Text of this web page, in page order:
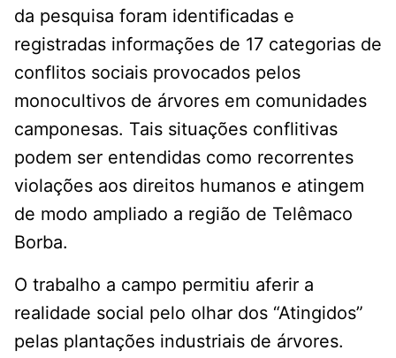
da pesquisa foram identificadas e
registradas informações de 17 categorias de
conflitos sociais provocados pelos
monocultivos de árvores em comunidades
camponesas. Tais situações conflitivas
podem ser entendidas como recorrentes
violações aos direitos humanos e atingem
de modo ampliado a região de Telêmaco
Borba.
O trabalho a campo permitiu aferir a
realidade social pelo olhar dos “Atingidos”
pelas plantações industriais de árvores.